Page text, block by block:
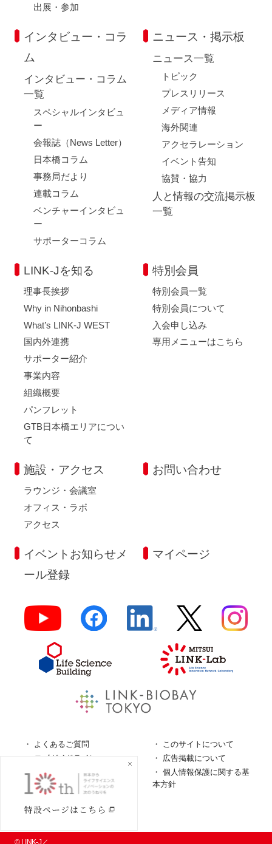
出展・参加
インタビュー・コラ
ム
インタビュー・コラム
一覧
スペシャルインタビュ
ー
会報誌（News Letter）
日本橋コラム
事務局だより
連載コラム
ベンチャーインタビュ
ー
サポーターコラム
ニュース・掲示板
ニュース一覧
トピック
プレスリリース
メディア情報
海外関連
アクセラレーション
イベント告知
協賛・協力
人と情報の交流掲示板
一覧
LINK-Jを知る
理事長挨拶
Why in Nihonbashi
What’s LINK-J WEST
国内外連携
サポーター紹介
事業内容
組織概要
パンフレット
GTB日本橋エリアについ
て
特別会員
特別会員一覧
特別会員について
入会申し込み
専用メニューはこちら
施設・アクセス
ラウンジ・会議室
オフィス・ラボ
アクセス
お問い合わせ
イベントお知らせメ
ール登録
マイページ
よくあるご質問
このサイトについて
ロゴガイドライン
広告掲載について
特定商取引法に基づく表
個人情報保護に関する基
本方針
© LINK-J／